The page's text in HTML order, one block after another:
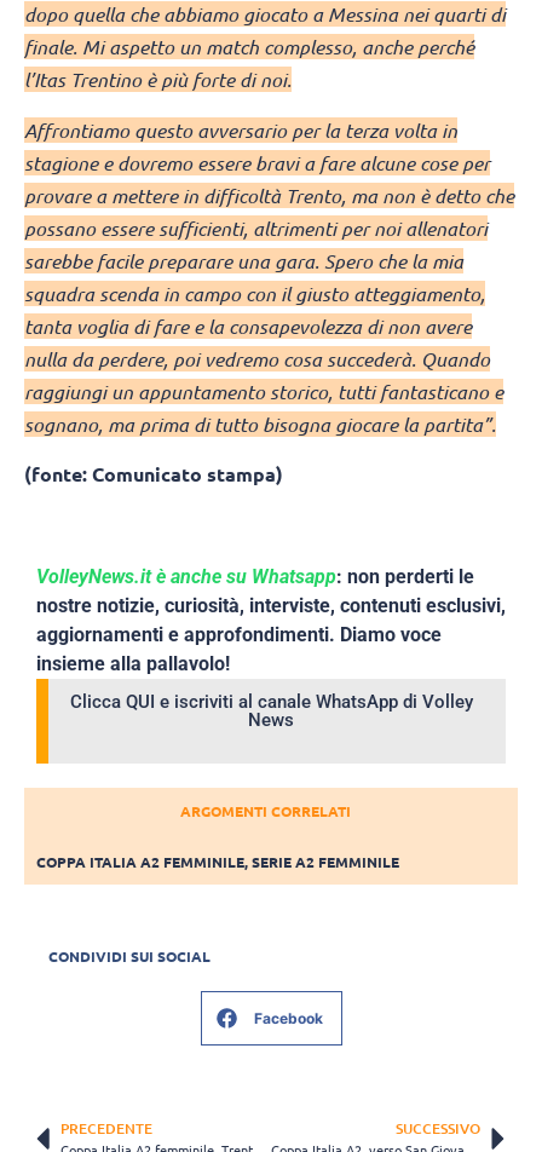
dopo quella che abbiamo giocato a Messina nei quarti di
finale. Mi aspetto un match complesso, anche perché
l’Itas Trentino è più forte di noi.
Affrontiamo questo avversario per la terza volta in
stagione e dovremo essere bravi a fare alcune cose per
provare a mettere in difficoltà Trento, ma non è detto che
possano essere sufficienti, altrimenti per noi allenatori
sarebbe facile preparare una gara. Spero che la mia
squadra scenda in campo con il giusto atteggiamento,
tanta voglia di fare e la consapevolezza di non avere
nulla da perdere, poi vedremo cosa succederà. Quando
raggiungi un appuntamento storico, tutti fantasticano e
sognano, ma prima di tutto bisogna giocare la partita”.
(fonte: Comunicato stampa)
VolleyNews.it è anche su Whatsapp: non perderti le
nostre notizie, curiosità, interviste, contenuti esclusivi,
aggiornamenti e approfondimenti. Diamo voce
insieme alla pallavolo!
Clicca QUI e iscriviti al canale WhatsApp di Volley
News
ARGOMENTI CORRELATI
COPPA ITALIA A2 FEMMINILE,SERIE A2 FEMMINILE
CONDIVIDI SUI SOCIAL
Facebook
PRECEDENTE SUCCESSIVO